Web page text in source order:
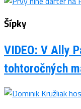
Šípky
VIDEO: V Ally
tohtoročných